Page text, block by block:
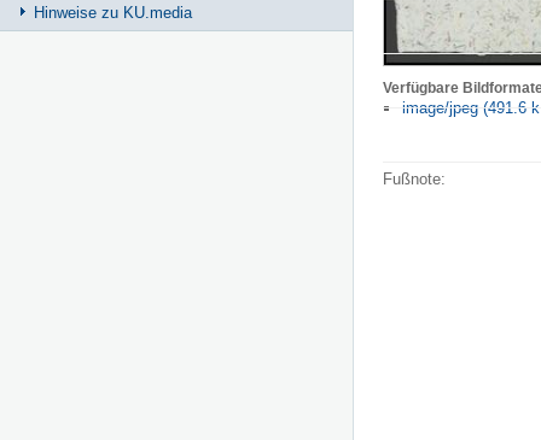
Hinweise zu KU.media
Verfügbare
image/jpeg (491.6
Fußnote: